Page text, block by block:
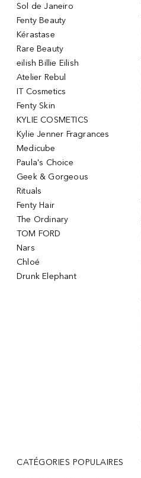
Sol de Janeiro
Fenty Beauty
Kérastase
Rare Beauty
eilish Billie Eilish
Atelier Rebul
IT Cosmetics
Fenty Skin
KYLIE COSMETICS
Kylie Jenner Fragrances
Medicube
Paula's Choice
Geek & Gorgeous
Rituals
Fenty Hair
The Ordinary
TOM FORD
Nars
Chloé
Drunk Elephant
CATÉGORIES POPULAIRES